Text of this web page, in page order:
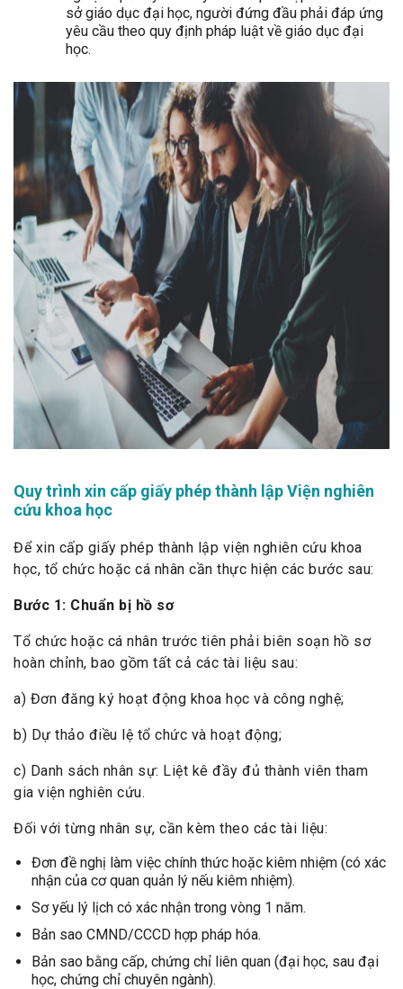
sở giáo dục đại học, người đứng đầu phải đáp ứng
yêu cầu theo quy định pháp luật về giáo dục đại
học.
Quy trình xin cấp giấy phép thành lập Viện nghiên
cứu khoa học
Để xin cấp giấy phép thành lập viện nghiên cứu khoa
học, tổ chức hoặc cá nhân cần thực hiện các bước sau:
Bước 1: Chuẩn bị hồ sơ
Tổ chức hoặc cá nhân trước tiên phải biên soạn hồ sơ
hoàn chỉnh, bao gồm tất cả các tài liệu sau:
a) Đơn đăng ký hoạt động khoa học và công nghệ;
b) Dự thảo điều lệ tổ chức và hoạt động;
c) Danh sách nhân sự: Liệt kê đầy đủ thành viên tham
gia viện nghiên cứu.
Đối với từng nhân sự, cần kèm theo các tài liệu:
Đơn đề nghị làm việc chính thức hoặc kiêm nhiệm (có xác
nhận của cơ quan quản lý nếu kiêm nhiệm).
Sơ yếu lý lịch có xác nhận trong vòng 1 năm.
Bản sao CMND/CCCD hợp pháp hóa.
Bản sao bằng cấp, chứng chỉ liên quan (đại học, sau đại
học, chứng chỉ chuyên ngành).